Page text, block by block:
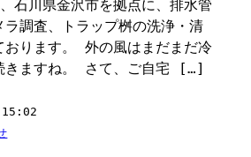
石川県金沢市を拠点に、排水管
ラ調査、トラップ桝の洗浄・清
おります。 外の風はまだまだ冷
きますね。 さて、ご自宅 […]
15:02